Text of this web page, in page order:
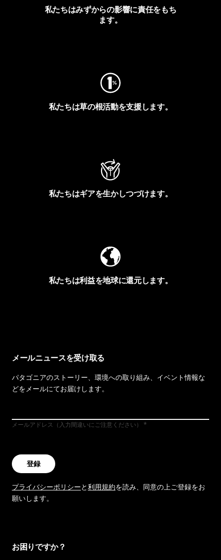
私たちはみずからの影響に責任をもち
ます。
私たちは草の根活動を支援します。
私たちはギアを生かしつづけます。
私たちは利益を地球に還元します。
メールニュースを受け取る
パタゴニアのストーリー、環境への取り組み、イベント情報な
どをメールにてお届けします。
メールアドレス（入力間違いにご注意ください）
登録
プライバシーポリシーと利用規約を読み、同意の上ご登録をお
願いします。
お困りですか？